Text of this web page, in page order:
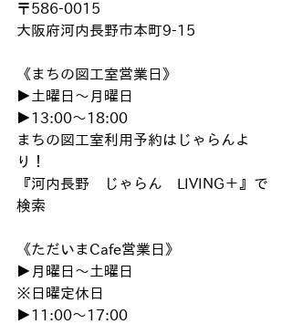
〒586-0015
大阪府河内長野市本町9-15
《まちの図工室営業日》
▶︎土曜日〜月曜日
▶︎13:00〜18:00
まちの図工室利用予約はじゃらんよ
り！
『河内長野　じゃらん　LIVING＋』で
検索
《ただいまCafe営業日》
▶︎月曜日〜土曜日
※日曜定休日
▶︎11:00〜17:00